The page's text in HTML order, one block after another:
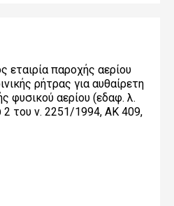
εταιρία παροχής αερίου
ρήτρας για αυθαίρετη
φυσικού αερίου (εδαφ. λ.
2 του ν. 2251/1994, ΑΚ 409,